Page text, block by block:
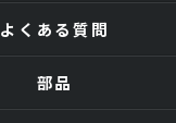
よくある質問
部品